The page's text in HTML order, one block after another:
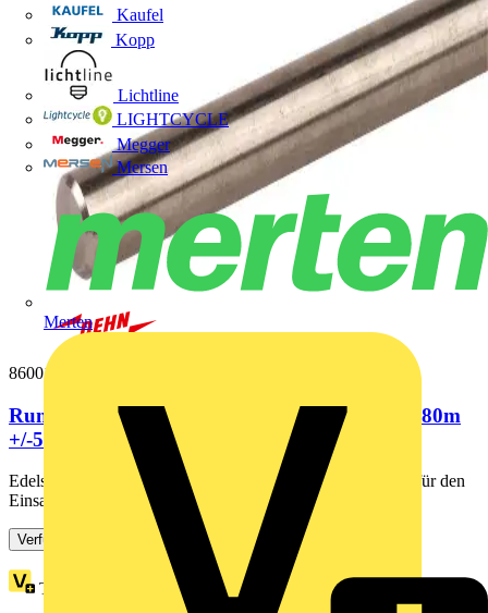
Kaufel
Kopp
Lichtline
LIGHTCYCLE
Megger
Mersen
Merten
860010
Runddraht 10mm NIRO (1.4404) Ringlaenge 80m
+/-5%
Edelstahldraht nach DIN EN 62561-2 (VDE 0185-561-2), für den
Einsatz bei Blitzschutz-, Erdungsanlagen oder...
Verfügbar: 2 Händler
Treuepunkte: